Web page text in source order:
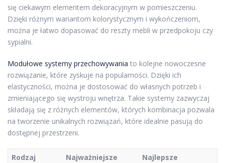
się ciekawym elementem dekoracyjnym w pomieszczeniu.
Dzięki różnym wariantom kolorystycznym i wykończeniom,
można je łatwo dopasować do reszty mebli w przedpokoju czy
sypialni.
Modułowe systemy przechowywania to kolejne nowoczesne
rozwiązanie, które zyskuje na popularności. Dzięki ich
elastyczności, można je dostosować do własnych potrzeb i
zmieniającego się wystroju wnętrza. Takie systemy zazwyczaj
składają się z różnych elementów, których kombinacja pozwala
na tworzenie unikalnych rozwiązań, które idealnie pasują do
dostępnej przestrzeni.
Rodzaj
Najważniejsze
Najlepsze